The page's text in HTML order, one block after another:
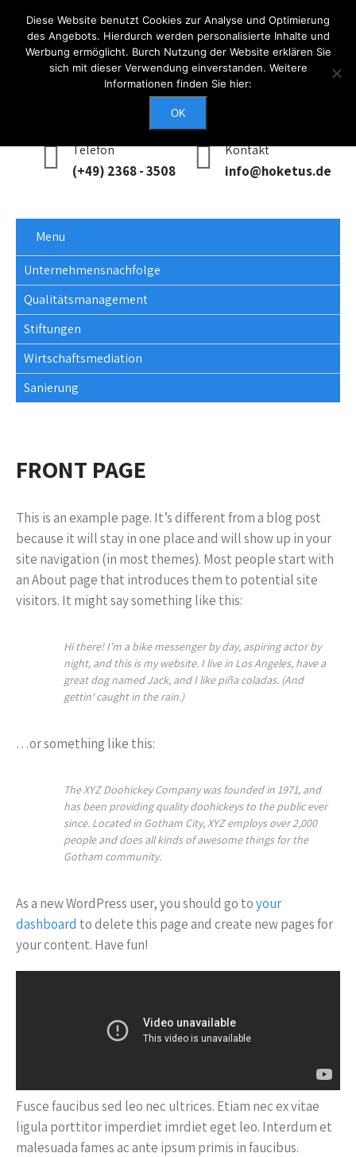
Erreichbarkeit
Mo - Do: 0900 - 1700, Fr: 0900 - 1400
Telefon
(+49) 2368 - 3508
Kontakt
info@hoketus.de
Menu
Unternehmensnachfolge
Qualitätsmanagement
Stiftungen
Wirtschaftsmediation
Sanierung
FRONT PAGE
This is an example page. It’s different from a blog post
because it will stay in one place and will show up in your
site navigation (in most themes). Most people start with
an About page that introduces them to potential site
visitors. It might say something like this:
Hi there! I’m a bike messenger by day, aspiring actor by
night, and this is my website. I live in Los Angeles, have a
great dog named Jack, and I like piña coladas. (And
gettin‘ caught in the rain.)
…or something like this:
The XYZ Doohickey Company was founded in 1971, and
has been providing quality doohickeys to the public ever
since. Located in Gotham City, XYZ employs over 2,000
people and does all kinds of awesome things for the
Gotham community.
As a new WordPress user, you should go toyour
dashboard to delete this page and create new pages for
your content. Have fun!
Fusce faucibus sed leo nec ultrices. Etiam nec ex vitae
ligula porttitor imperdiet imrdiet eget leo. Interdum et
malesuada fames ac ante ipsum primis in faucibus.
Anmelden
Diese Website benutzt Cookies zur Analyse und Optimierung
des Angebots. Hierdurch werden personalisierte Inhalte und
Werbung ermöglicht. Burch Nutzung der Website erklären Sie
sich mit dieser Verwendung einverstanden. Weitere
Informationen finden Sie hier:
OK